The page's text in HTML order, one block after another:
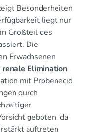
Besonderheiten
liegt nur
Großteil des
Die
Erwachsenen
renale Elimination
mit Probenecid
durch
geboten, da
auftreten